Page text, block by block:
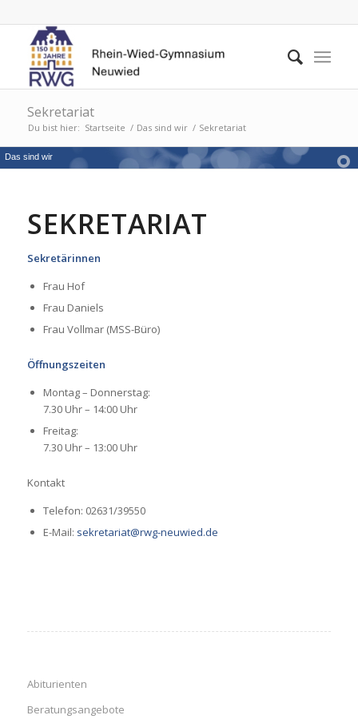
Sekretariat
Du bist hier: Startseite / Das sind wir / Sekretariat
Das sind wir
SEKRETARIAT
Sekretärinnen
Frau Hof
Frau Daniels
Frau Vollmar (MSS-Büro)
Öffnungszeiten
Montag – Donnerstag:
7.30 Uhr – 14:00 Uhr
Freitag:
7.30 Uhr – 13:00 Uhr
Kontakt
Telefon: 02631/39550
E-Mail: sekretariat@rwg-neuwied.de
Abiturienten
Beratungsangebote